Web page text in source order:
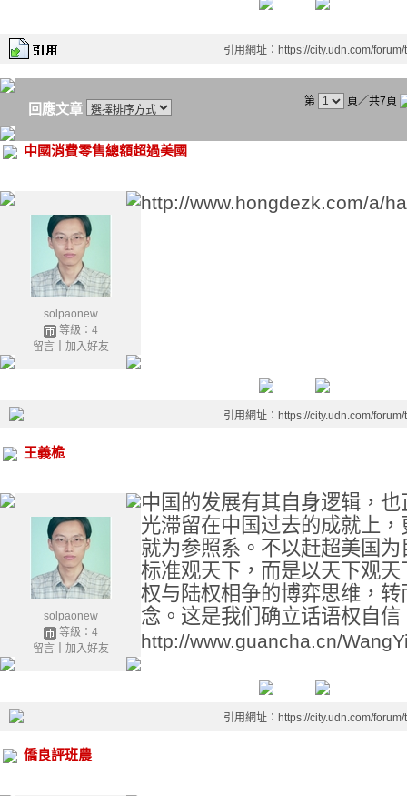
引用網址：https://city.udn.com/
回應文章 第 頁／共7頁
中國消費零售總額超過美國
solpaonew
等級：4
留言｜ 加入好友
http://www.hongdezk.com/a/
引用網址：https://city.udn.com/
王義桅
solpaonew
等級：4
留言｜ 加入好友
中国的发展有其自身逻辑，
光滞留在中国过去的成就上
就为参照系。不以赶超美国
标准观天下，而是以天下观
权与陆权相争的博弈思维，
念。这是我们确立话语权自
http://www.guancha.cn/
引用網址：https://city.udn.com/
僑良評班農